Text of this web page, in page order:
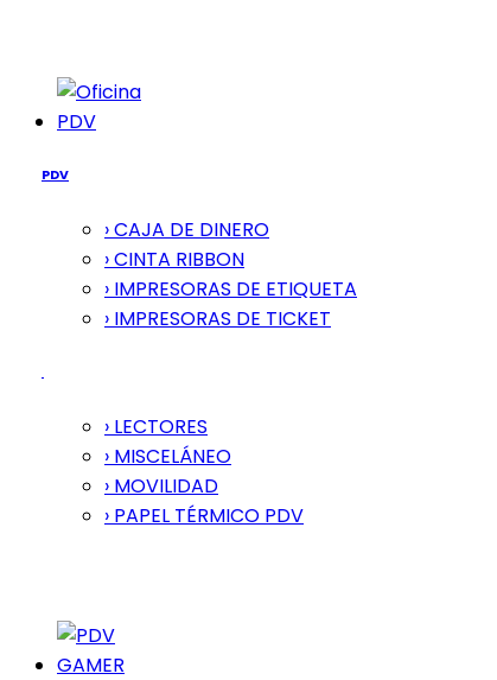
PDV
PDV
› CAJA DE DINERO
› CINTA RIBBON
› IMPRESORAS DE ETIQUETA
› IMPRESORAS DE TICKET
› LECTORES
› MISCELÁNEO
› MOVILIDAD
› PAPEL TÉRMICO PDV
GAMER